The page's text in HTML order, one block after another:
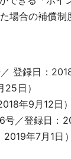
合の補償
登録日：
日）
年9月12日）
／登録日：
年7月1日）